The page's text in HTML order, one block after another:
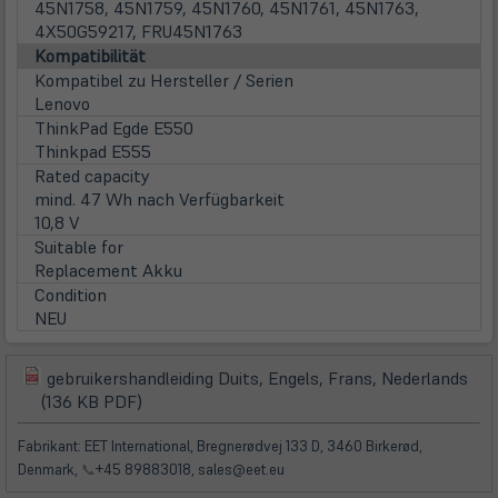
45N1758, 45N1759, 45N1760, 45N1761, 45N1763,
4X50G59217, FRU45N1763
Kompatibilität
Kompatibel zu Hersteller / Serien
Lenovo
ThinkPad Egde E550
Thinkpad E555
Rated capacity
mind. 47 Wh nach Verfügbarkeit
10,8 V
Suitable for
Replacement Akku
Condition
NEU
(öffnet
in
neuem
Tab)
gebruikershandleiding Duits, Engels, Frans, Nederlands
(136 KB PDF)
in
neuem
Tab)
Fabrikant: EET International, Bregnerødvej 133 D, 3460 Birkerød,
Denmark, 📞+45 89883018, sales@eet.eu